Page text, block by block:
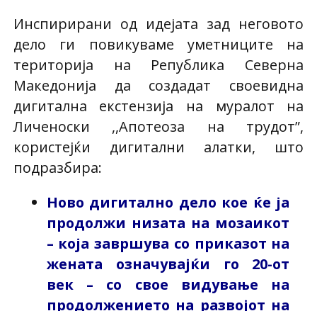
Инспирирани од идејата зад неговото
дело ги повикуваме уметниците на
територија на Република Северна
Македонија да создадат своевидна
дигитална екстензија на муралот на
Личеноски ,,Апотеоза на трудот”,
користејќи дигитални алатки, што
подразбира:
Ново дигитално дело кое ќе ја
продолжи низата на мозаикот
– која завршува со приказот на
жената означувајќи го 20-от
век – со свое видување на
продолжението на развојот на